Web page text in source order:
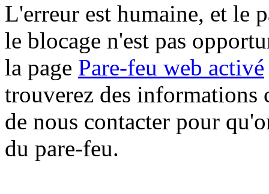
L'erreur est humaine, et le
le blocage n'est pas
la page Pare-feu web activé
trouverez des informations
de nous contacter pour
du pare-feu.